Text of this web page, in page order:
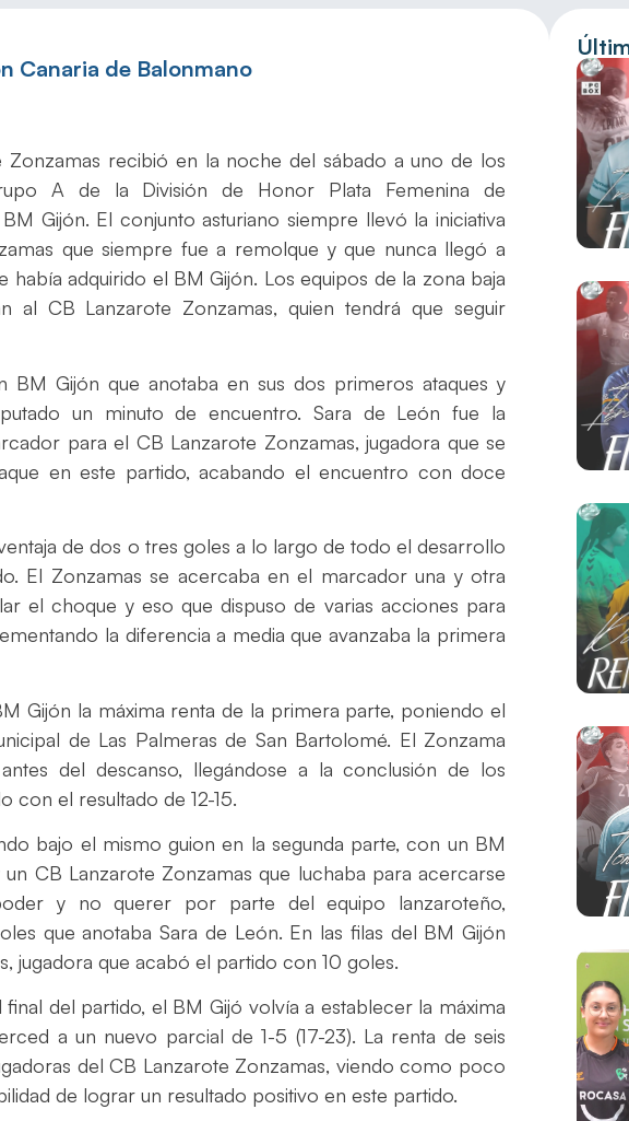
Canaria de Balonmano
Zonzamas recibió en la noche del sábado a uno de los
A de la División de Honor Plata Femenina de
Gijón. El conjunto asturiano siempre llevó la iniciativa
que siempre fue a remolque y que nunca llegó a
había adquirido el BM Gijón. Los equipos de la zona baja
al CB Lanzarote Zonzamas, quien tendrá que seguir
BM Gijón que anotaba en sus dos primeros ataques y
un minuto de encuentro. Sara de León fue la
para el CB Lanzarote Zonzamas, jugadora que se
en este partido, acabando el encuentro con doce
de dos o tres goles a lo largo de todo el desarrollo
El Zonzamas se acercaba en el marcador una y otra
el choque y eso que dispuso de varias acciones para
la diferencia a media que avanzaba la primera
Gijón la máxima renta de la primera parte, poniendo el
de Las Palmeras de San Bartolomé. El Zonzama
del descanso, llegándose a la conclusión de los
con el resultado de 12-15.
bajo el mismo guion en la segunda parte, con un BM
un CB Lanzarote Zonzamas que luchaba para acercarse
y no querer por parte del equipo lanzaroteño,
que anotaba Sara de León. En las filas del BM Gijón
jugadora que acabó el partido con 10 goles.
del partido, el BM Gijó volvía a establecer la máxima
a un nuevo parcial de 1-5 (17-23). La renta de seis
del CB Lanzarote Zonzamas, viendo como poco
de lograr un resultado positivo en este partido.